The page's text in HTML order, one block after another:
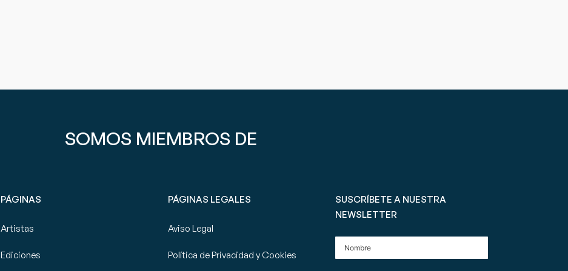
SOMOS MIEMBROS DE
PÁGINAS
Artistas
Ediciones
PÁGINAS LEGALES
Aviso Legal
Política de Privacidad y Cookies
SUSCRÍBETE A NUESTRA
NEWSLETTER